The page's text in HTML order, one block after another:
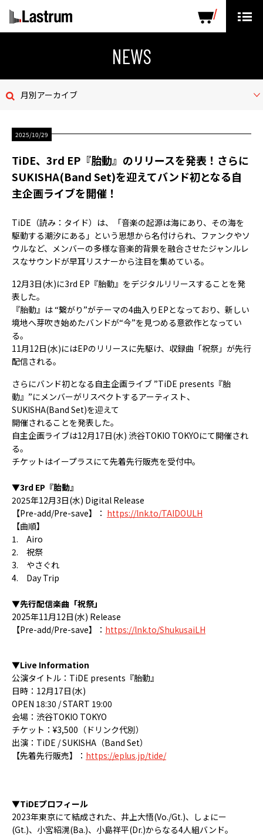
LABEL PRODUCTS
お問い合わせ
デモテープ
プライバシーポリシー
ENGLISH PAGE
NEWS
月別アーカイブ
2025/10/29
TiDE、3rd EP『胎動』のリリースを発表！さらに
SUKISHA(Band Set)を迎えてバンド初となる自
主企画ライブを開催！
TiDE（読み：タイド）は、「音楽の起源は海にあり、その海を
駆動する潮汐にある」という思想から名付けられ、ファンクやソ
ウルなど、メンバーの多様な音楽的背景を融合させたジャンルレ
スなサウンドが早耳リスナーから注目を集めている。
12月3日(水)に3rd EP『胎動』をデジタルリリースすることを発
表した。
『胎動』は “繋がり”がテーマの4曲入りEPとなっており、新しい
境地へ芽吹き始めたバンドが“今”を見つめる意欲作となってい
る。
11月12日(水)にはEPのリリースに先駆け、収録曲「祝祭」が先行
配信される。
さらにバンド初となる自主企画ライブ ”TiDE presents『胎
動』”にメンバーがリスペクトするアーティスト、
SUKISHA(Band Set)を迎えて
開催されることを発表した。
自主企画ライブは12月17日(水) 渋谷TOKIO TOKYOにて開催され
る。
チケットはイープラスにて先着先行販売を受付中。
▼3rd EP『胎動』
2025年12月3日(水) Digital Release
【Pre-add/Pre-save】： https://lnk.to/TAIDOULH
【曲順】
1. Airo
2. 祝祭
3. やさぐれ
4. Day Trip
▼先行配信楽曲「祝祭」
2025年11月12日(水) Release
【Pre-add/Pre-save】： https://lnk.to/ShukusaiLH
▼Live Information
公演タイトル：TiDE presents『胎動』
日時：12月17日(水)
OPEN 18:30 / START 19:00
会場：渋谷TOKIO TOKYO
チケット：¥3,500（ドリンク代別）
出演：TiDE / SUKISHA（Band Set）
【先着先行販売】： https://eplus.jp/tide/
▼TiDEプロフィール
2023年東京にて結成された、井上大悟(Vo./Gt.)、しょにー
(Gt.)、小宮紹滉(Ba.)、小島祥平(Dr.)からなる4人組バンド。